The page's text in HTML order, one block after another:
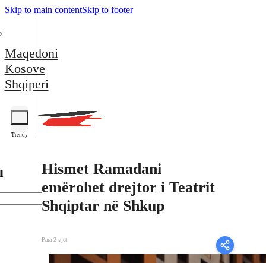
Skip to main contentSkip to footer
Maqedoni
Kosove
Shqiperi
Trendy
Hismet Ramadani
emërohet drejtor i Teatrit
Shqiptar në Shkup
Para 2 vjet